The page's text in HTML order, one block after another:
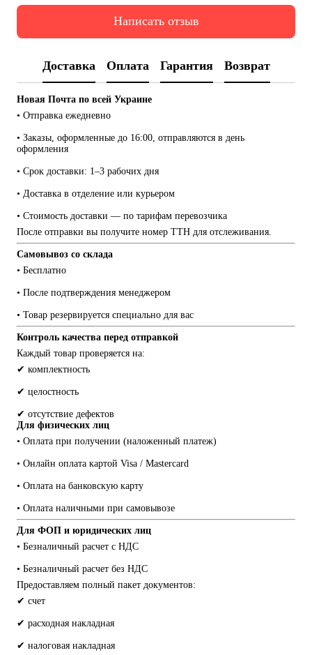
Написать отзыв
Доставка Оплата Гарантия Возврат
Новая Почта по всей Украине
• Отправка ежедневно
• Заказы, оформленные до 16:00, отправляются в день
оформления
• Срок доставки: 1–3 рабочих дня
• Доставка в отделение или курьером
• Стоимость доставки — по тарифам перевозчика
После отправки вы получите номер ТТН для отслеживания.
Самовывоз со склада
• Бесплатно
• После подтверждения менеджером
• Товар резервируется специально для вас
Контроль качества перед отправкой
Каждый товар проверяется на:
✔ комплектность
✔ целостность
✔ отсутствие дефектов
Для физических лиц
• Оплата при получении (наложенный платеж)
• Онлайн оплата картой Visa / Mastercard
• Оплата на банковскую карту
• Оплата наличными при самовывозе
Для ФОП и юридических лиц
• Безналичный расчет с НДС
• Безналичный расчет без НДС
Предоставляем полный пакет документов:
✔ счет
✔ расходная накладная
✔ налоговая накладная